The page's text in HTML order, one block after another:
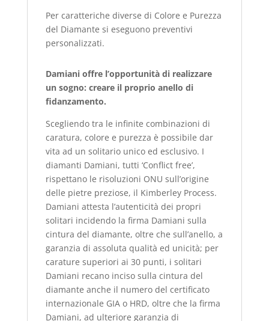
Per caratteriche diverse di Colore e Purezza
del Diamante si eseguono preventivi
personalizzati.
Damiani offre l’opportunità di realizzare
un sogno: creare il proprio anello di
fidanzamento.
Scegliendo tra le infinite combinazioni di
caratura, colore e purezza è possibile dar
vita ad un solitario unico ed esclusivo. I
diamanti Damiani, tutti ‘Conflict free’,
rispettano le risoluzioni ONU sull’origine
delle pietre preziose, il Kimberley Process.
Damiani attesta l’autenticità dei propri
solitari incidendo la firma Damiani sulla
cintura del diamante, oltre che sull’anello, a
garanzia di assoluta qualità ed unicità; per
carature superiori ai 30 punti, i solitari
Damiani recano inciso sulla cintura del
diamante anche il numero del certificato
internazionale GIA o HRD, oltre che la firma
Damiani, ad ulteriore garanzia di